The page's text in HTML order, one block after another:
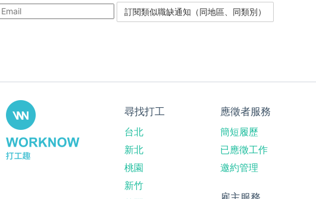
尋找打工
台北
新北
桃園
新竹
應徵者服務
簡短履歷
已應徵工作
邀約管理